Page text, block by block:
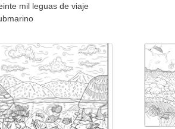
mil leguas de viaje